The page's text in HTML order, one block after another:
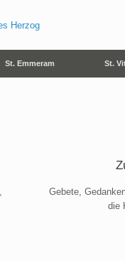
St. Emmeram St.
Gebete,
die